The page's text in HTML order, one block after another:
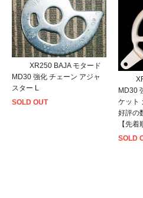
XR250 BAJA モタード
MD30 強化 チェーン アジャ
スター L
SOLD OUT
MD30
ケット
好評の
【先着
SOLD